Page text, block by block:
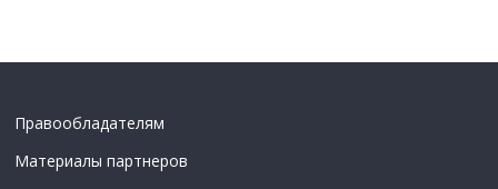
Правообладателям
Материалы партнеров